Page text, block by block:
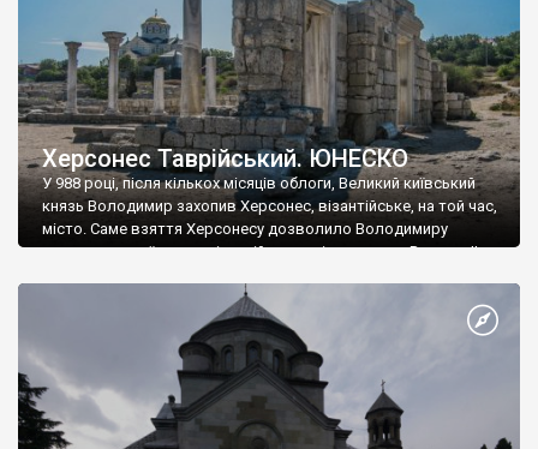
Херсонес Таврійський. ЮНЕСКО
У 988 році, після кількох місяців облоги, Великий київський
князь Володимир захопив Херсонес, візантійське, на той час,
місто. Саме взяття Херсонесу дозволило Володимиру
диктувати свої умови візантійському імператору Василю ІІ, та
Херсонесі Володимир-язичник, став Василем-християнином.
А потім було Хрещення Русі. На честь Херсонесу Таврійського